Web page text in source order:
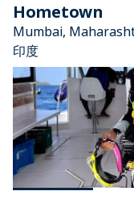
Hometown
Mumbai,
印度